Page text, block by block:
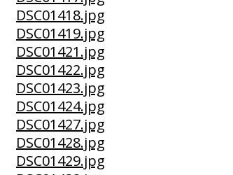
DSC01418.jpg
DSC01419.jpg
DSC01421.jpg
DSC01422.jpg
DSC01423.jpg
DSC01424.jpg
DSC01427.jpg
DSC01428.jpg
DSC01429.jpg